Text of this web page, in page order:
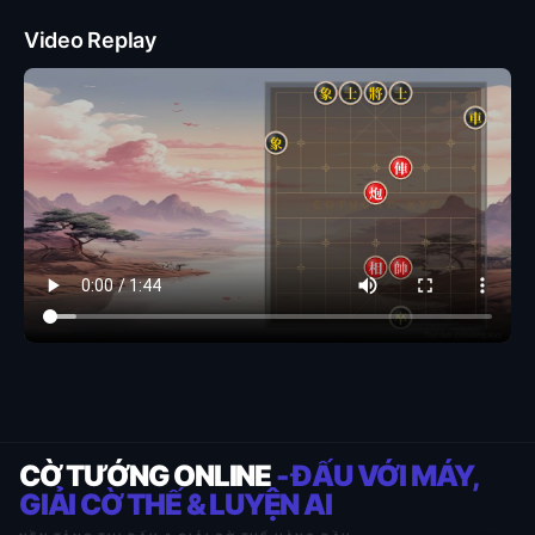
Video Replay
CỜ TƯỚNG ONLINE- ĐẤU VỚI MÁY,
GIẢI CỜ THẾ & LUYỆN AI